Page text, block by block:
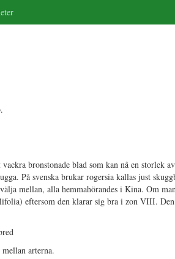
bronstonade blad som kan nå en storlek
På svenska brukar rogersia kallas just
mellan, alla hemmahörandes i Kina. Om
eftersom den klarar sig bra i zon VIII.
arterna.